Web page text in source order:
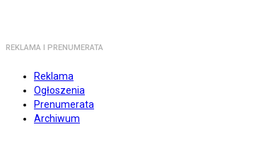
REKLAMA I PRENUMERATA
Reklama
Ogłoszenia
Prenumerata
Archiwum